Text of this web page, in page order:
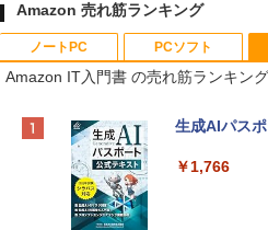
Amazon 売れ筋ランキング
ノートPC
Apple 2026
e
PCソフト
Robloxギフ
インゲーム
Amazon IT入門書 の売れ筋ランキング
生成AIパス
￥1,766